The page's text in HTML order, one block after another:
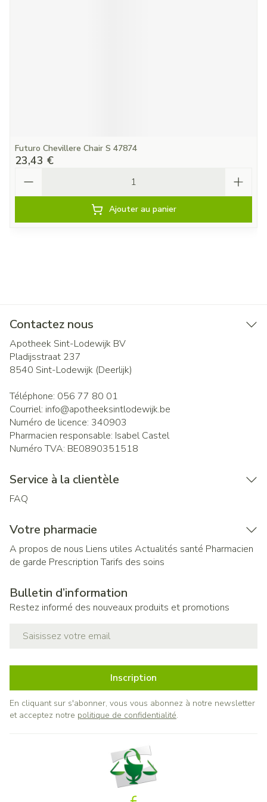
Futuro Chevillere Chair S 47874
23,43 €
Ajouter au panier
Contactez nous
Apotheek Sint-Lodewijk BV
Pladijsstraat 237
8540 Sint-Lodewijk (Deerlijk)
Téléphone: 056 77 80 01
Courriel: info@apotheeksintlodewijk.be
Numéro de licence: 340903
Pharmacien responsable: Isabel Castel
Numéro TVA: BE0890351518
Service à la clientèle
FAQ
Votre pharmacie
A propos de nous Liens utiles Actualités santé Pharmacien
de garde Prescription Tarifs des soins
Bulletin d’information
Restez informé des nouveaux produits et promotions
Inscription
En cliquant sur s'abonner, vous vous abonnez à notre newsletter
et acceptez notre politique de confidentialité.